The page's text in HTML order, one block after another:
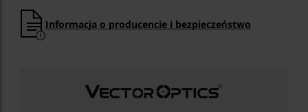
Informacja o producencie i bezpieczeństwo